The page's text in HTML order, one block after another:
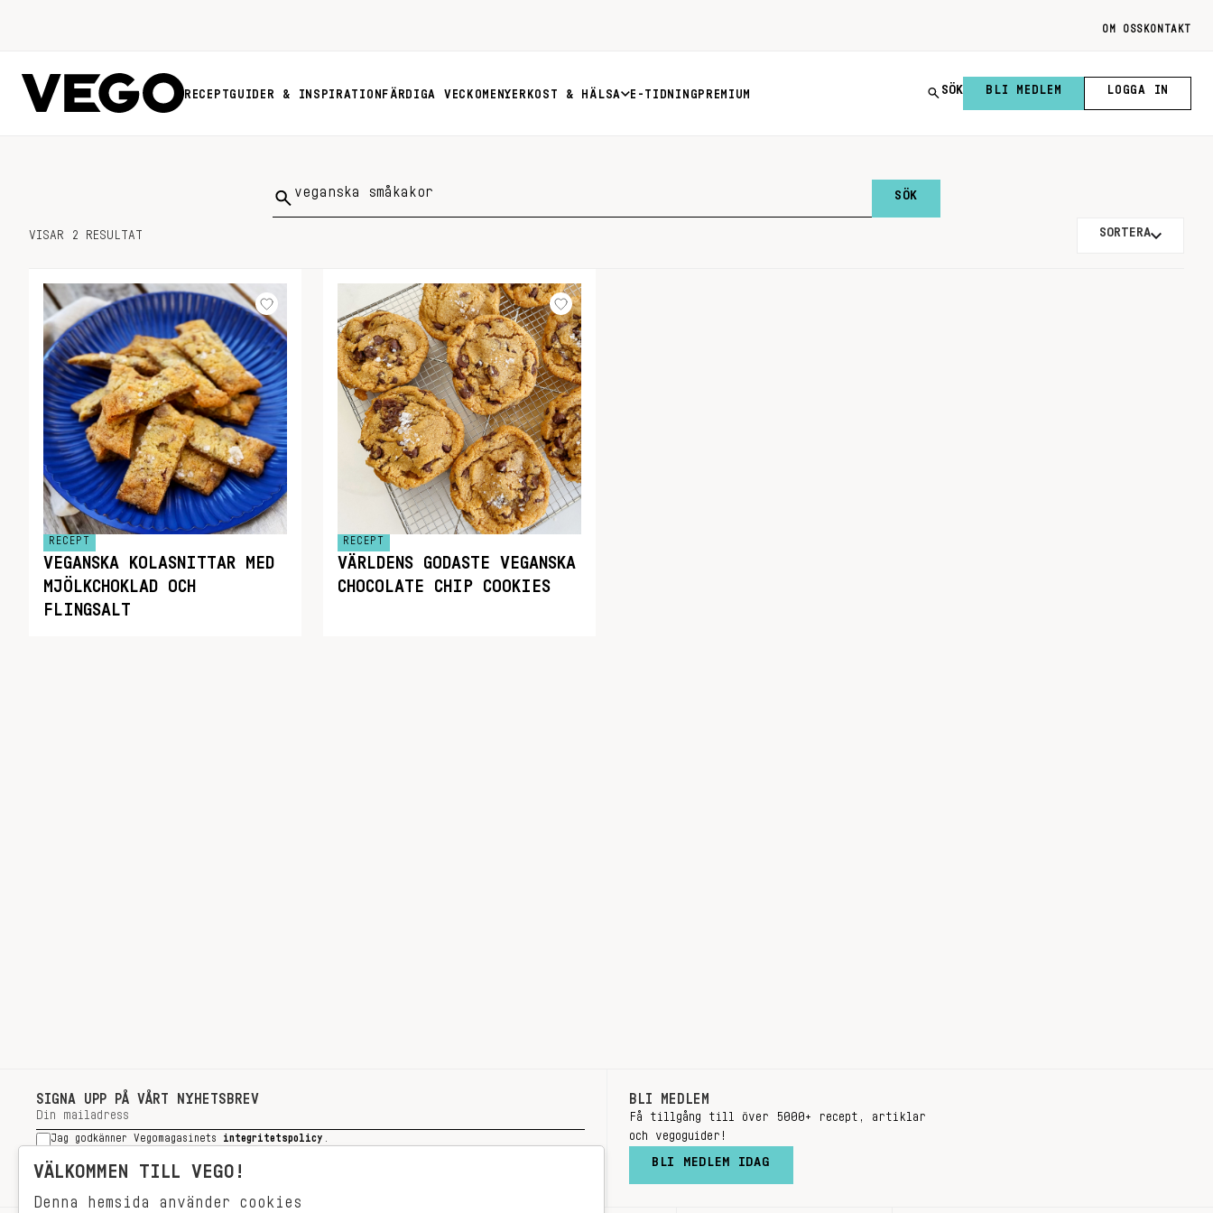
OM OSS KONTAKT
RECEPTGUIDER & INSPIRATION FÄRDIGA VECKOMENYER KOST & HÄLSA E-TIDNING PREMIUM SÖK BLI MEDLEM LOGGA IN
Sök
VISAR 2 RESULTAT SORTERA
RECEPT
VEGANSKA KOLASNITTAR MED
MJÖLKCHOKLAD OCH
FLINGSALT
RECEPT
VÄRLDENS GODASTE VEGANSKA
CHOCOLATE CHIP COOKIES
SIGNA UPP PÅ VÅRT NYHETSBREV
Jag godkänner Vegomagasinets integritetspolicy
SIGNA UPP
BLI MEDLEM
Få tillgång till över 5000+ recept, artiklar
och vegoguider!
BLI MEDLEM IDAG
VÄLKOMMEN TILL VEGO!
Denna hemsida använder cookies